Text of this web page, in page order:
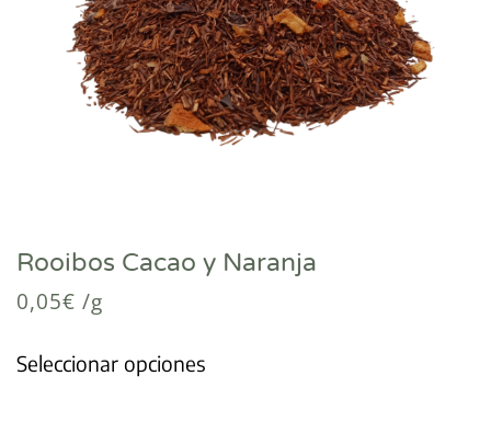
Rooibos Cacao y Naranja
0,05€ /g
Seleccionar opciones